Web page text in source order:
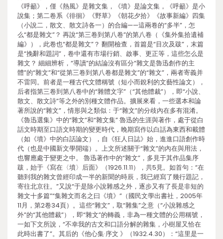
《呼籲》，僅《熱風》是雜文集，《墳》是論文集，《呼籲》是小
說集；第二卷系《徘徊》《野草》《朝花夕拾》《故事新編》四集
（小說二，散文、散文詩各一）的合編——這兩卷的“多半”，怎
么“都是雜文”？ 再說“第三卷到第八卷”的第八卷（《集外集拾遺補
編》），此卷也“都是雜文”？ 翻開檢查，首篇是“目次及跋”，末篇
是“挽辭和題詞”，卷中還有市場行銷、啟事、更正等，這些怎么是
雜文？ 細細辨析，“導讀”的結論沒有區分“雜文是魯迅創作的主
體”的“雜文”和“從第三卷到第八卷都是雜文”的“雜文”，兩者寄義并
不雷同。前者是一種古代文體稱號（短小而銳利的文藝性論文），
后者指第三卷到第八卷中的“雜體文字”（“其他體裁”），即“小說、
散文、散文詩”等之外的別種文體作品。擴展來看，一些選本和論
著所說的“雜文”，情形與之類似：于“雜文”的分歧內在多有混淆。
《魯迅選集》中的“雜文”和“雜文集” 魯迅的生涯與著作，處于從白
話文時期至口語文時期的變更時代，晚期寫作以白話為東西和載體
（如《墳》中的白話論文），自《狂人日誌》始，進進口語創作時
代（也是中國新文學開端）。上文所述關于“雜文”的內在與用法，
也響應處于變更之中。 魯迅著作中的“雜文”，多見于其作品集序
跋，始于《寫在〈墳〉后面》（1926.11.11），共5見。如首句：“在
聽到我的雜文曾經印成一半的新聞的時辰，我已經寫了幾行題記，
寄往北京往。”又說“于是除小說雜感之外，逐步又有了長是非短的
雜文十多篇”“集雜文而名之曰《墳》”（國民文學出書社，2005年
11月，第2卷34頁）。這些“雜文”，取“雜集”之意（“小說雜感之
外”的“其他體裁”），即“雜文”的轉義，非為一種文體的公用稱號，
一如下文所說，“不幸我的古文和口語分解的雜集，小樹屋又恰在
此時出書了”。其后的《他心集·序文 》（1932.4.30）：“這里是一